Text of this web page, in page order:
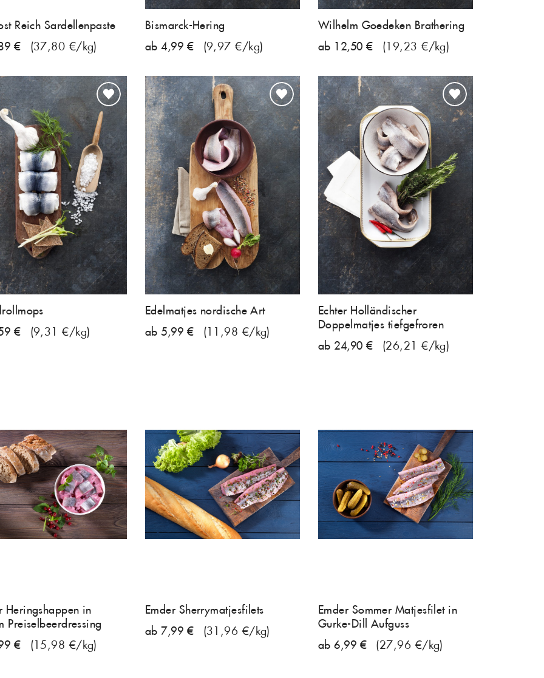
Reich Sardellenpaste
€
(37,80 €/kg)
Bismarck-Hering
ab 4,99 €
(9,97 €/kg)
Wilhelm Goedeken Brathering
ab 12,50 €
(19,23 €/kg)
€
(9,31 €/kg)
Edelmatjes nordische Art
ab 5,99 €
(11,98 €/kg)
Echter Holländischer
Doppelmatjes tiefgefroren
ab 24,90 €
(26,21 €/kg)
Heringshappen in
Preiselbeerdressing
€
(15,98 €/kg)
Emder Sherrymatjesfilets
ab 7,99 €
(31,96 €/kg)
Emder Sommer Matjesfilet in
Gurke-Dill Aufguss
ab 6,99 €
(27,96 €/kg)